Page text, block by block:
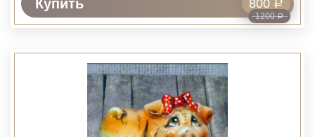
Купить
1200Р
800 Р